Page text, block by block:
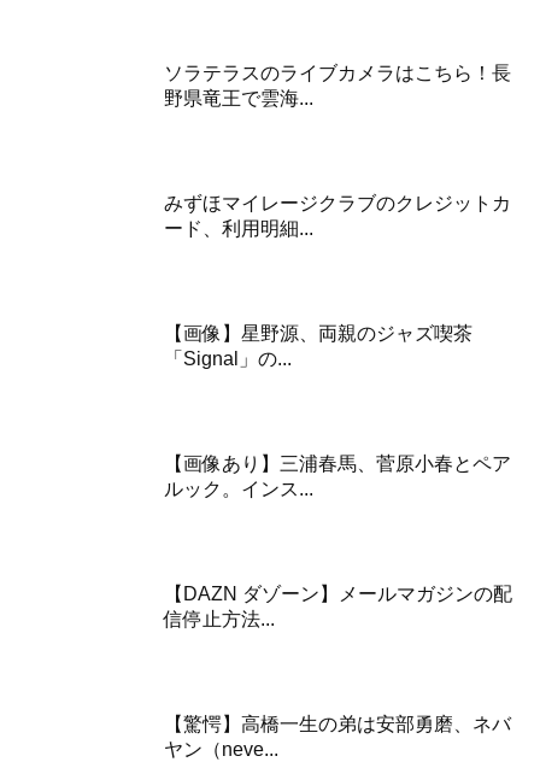
ソラテラスのライブカメラはこちら！長
野県竜王で雲海...
みずほマイレージクラブのクレジットカ
ード、利用明細...
【画像】星野源、両親のジャズ喫茶
「Signal」の...
【画像あり】三浦春馬、菅原小春とペア
ルック。インス...
【DAZN ダゾーン】メールマガジンの配
信停止方法...
【驚愕】高橋一生の弟は安部勇磨、ネバ
ヤン（neve...